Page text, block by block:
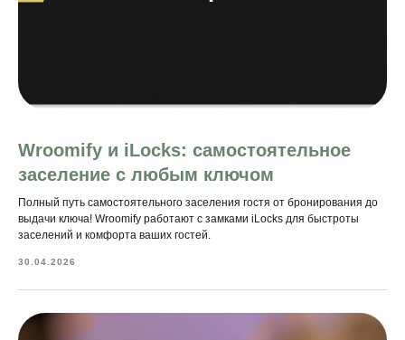
Wroomify и iLocks: самостоятельное
заселение с любым ключом
Полный путь самостоятельного заселения гостя от бронирования до
выдачи ключа! Wroomify работают с замками iLocks для быстроты
заселений и комфорта ваших гостей.
30.04.2026